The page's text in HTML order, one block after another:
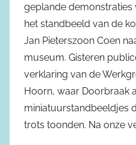
geplande
het standbeeld van de
Jan Pieterszoon Coen
museum. Gisteren
verklaring van de
Hoorn, waar Doorbraak
miniatuurstandbeeldjes
trots toonden. Na onze